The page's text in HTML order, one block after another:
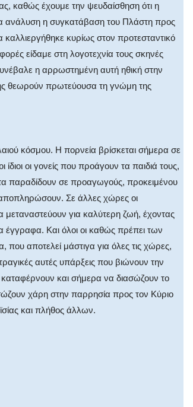
καθώς έχουμε την ψευδαίσθηση ότι η
ανάλυση η συγκατάβαση του Πλάστη προς
κυρίως στον προτεσταντικό
είδαμε στη λογοτεχνία τους σκηνές
η αρρωστημένη αυτή ηθική στην
θεωρούν πρωτεύουσα τη γνώμη της
κόσμου. Η πορνεία βρίσκεται σήμερα σε
οι γονείς που προάγουν τα παιδιά τους,
παραδίδουν σε προαγωγούς, προκειμένου
Σε άλλες χώρες οι
μεταναστεύουν για καλύτερη ζωή, έχοντας
έγγραφα. Και όλοι οι καθώς πρέπει των
αποτελεί μάστιγα για όλες τις χώρες,
αυτές υπάρξεις που βιώνουν την
και σήμερα να διασώζουν το
χάρη στην παρρησία προς τον Κύριο
και πλήθος άλλων.